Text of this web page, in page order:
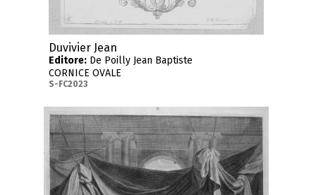
Duvivier Jean
Editore:De Poilly Jean Baptiste
CORNICE OVALE
S-FC2023